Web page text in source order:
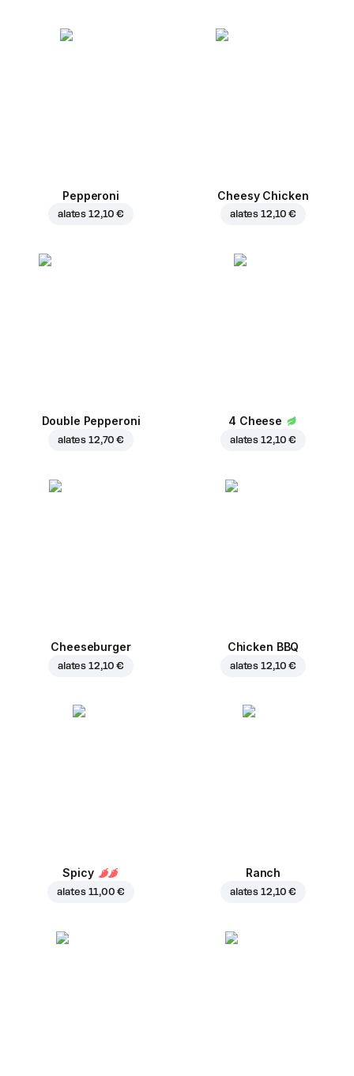
Pepperoni
alates 12,10 €
Cheesy Chicken
alates 12,10 €
Double Pepperoni
alates 12,70 €
4 Cheese
alates 12,10 €
Cheeseburger
alates 12,10 €
Chicken BBQ
alates 12,10 €
Spicy
alates 11,00 €
Ranch
alates 12,10 €